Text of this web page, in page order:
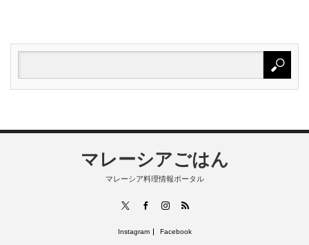
マレーシアごはん
マレーシア料理情報ポータル
FacebookInstagram
RSS
Instagram Facebook